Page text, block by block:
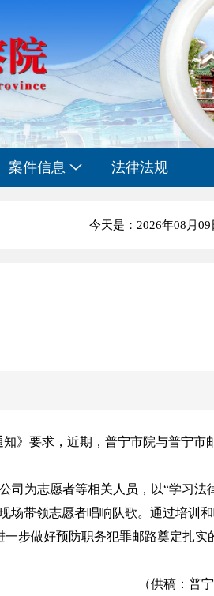
案件信息 法律法规
今天是：2026年08月09
》要求，近期，普宁市院与普宁市
司为志愿者等相关人员，以“学习法
场带领志愿者唱响队歌。通过培训
步做好预防职务犯罪邮路奠定扎实
（供稿：普